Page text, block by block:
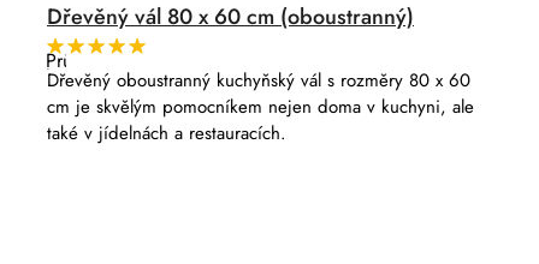
Dřevěný vál 80 x 60 cm (oboustranný)
Průměrné
hodnocení
produktu
je
5,0
z
Dřevěný oboustranný kuchyňský vál s rozměry 80 x 60
cm je skvělým pomocníkem nejen doma v kuchyni, ale
také v jídelnách a restauracích.